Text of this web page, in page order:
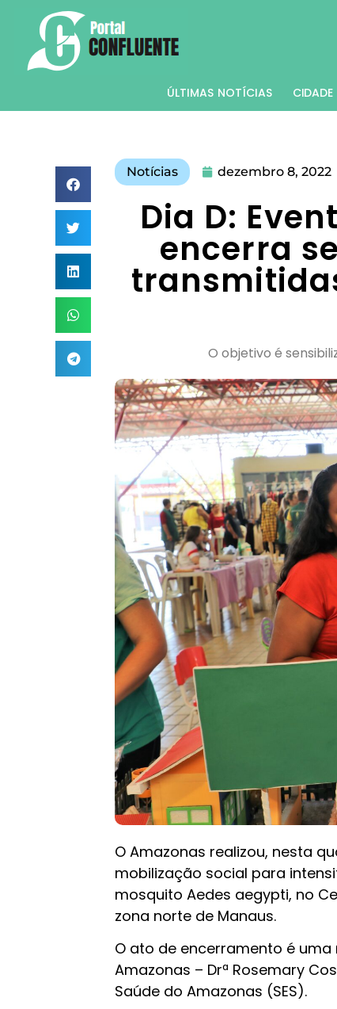
ÚLTIMAS NOTÍCIAS CIDADE
Notícias dezembro 8, 2022
Dia D:
encerra
O objetivo é
O Amazonas realizou, nesta
mobilização social para
mosquito Aedes aegypti, no
zona norte de Manaus.
O ato de encerramento é
Amazonas – Drª Rosemary
Saúde do Amazonas (SES).